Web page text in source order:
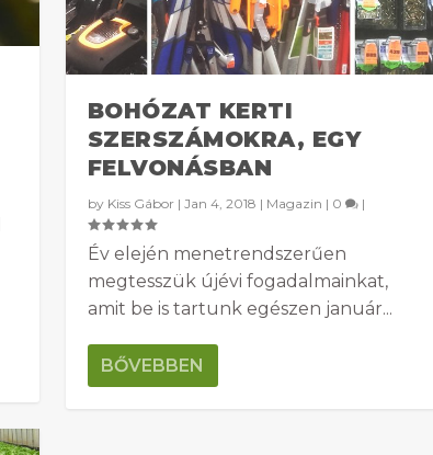
BOHÓZAT KERTI
SZERSZÁMOKRA, EGY
FELVONÁSBAN
by Kiss Gábor| Jan 4, 2018 | Magazin | 0 |
Év elején menetrendszerűen
megtesszük újévi fogadalmainkat,
amit be is tartunk egészen január...
BŐVEBBEN